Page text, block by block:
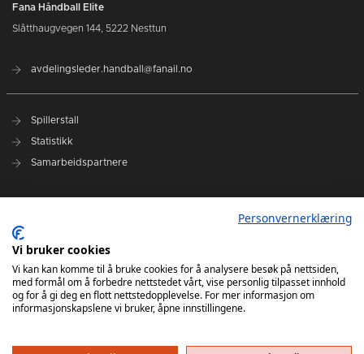
Fana Håndball Elite
Slåtthaugvegen 144, 5222 Nesttun
avdelingsleder.handball@fanail.no
Spillerstall
Statistikk
Samarbeidspartnere
Kontakt oss
Elite Camp 2024
Personvernerklæring
Vi bruker cookies
Vi kan kan komme til å bruke cookies for å analysere besøk på nettsiden,
med formål om å forbedre nettstedet vårt, vise personlig tilpasset innhold
og for å gi deg en flott nettstedopplevelse. For mer informasjon om
informasjonskapslene vi bruker, åpne innstillingene.